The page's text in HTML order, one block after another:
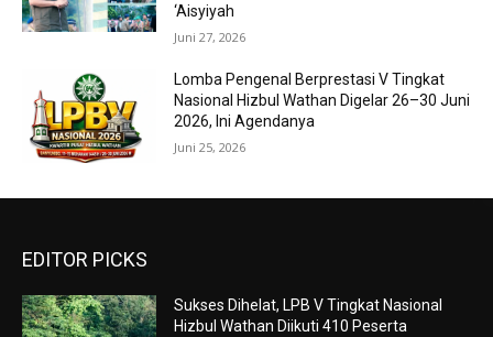
‘Aisyiyah
Juni 27, 2026
Lomba Pengenal Berprestasi V Tingkat
Nasional Hizbul Wathan Digelar 26–30 Juni
2026, Ini Agendanya
Juni 25, 2026
EDITOR PICKS
Sukses Dihelat, LPB V Tingkat Nasional
Hizbul Wathan Diikuti 410 Peserta